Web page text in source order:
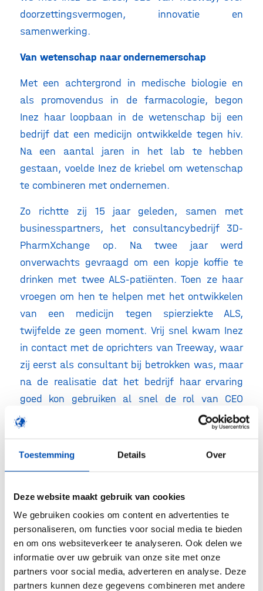
Toestemming Details Over
Deze website maakt gebruik van cookies
We gebruiken cookies om content en advertenties te
personaliseren, om functies voor social media te bieden
en om ons websiteverkeer te analyseren. Ook delen we
informatie over uw gebruik van onze site met onze
partners voor social media, adverteren en analyse. Deze
partners kunnen deze gegevens combineren met andere
doorzettingsvermogen, innovatie en
samenwerking.
Van wetenschap naar ondernemerschap
Met een achtergrond in medische biologie en
als promovendus in de farmacologie, begon
Inez haar loopbaan in de wetenschap bij een
bedrijf dat een medicijn ontwikkelde tegen hiv.
Na een aantal jaren in het lab te hebben
gestaan, voelde Inez de kriebel om wetenschap
te combineren met ondernemen.
Zo richtte zij 15 jaar geleden, samen met
businesspartners, het consultancybedrijf 3D-
PharmXchange op. Na twee jaar werd
onverwachts gevraagd om een kopje koffie te
drinken met twee ALS-patiënten. Toen ze haar
vroegen om hen te helpen met het ontwikkelen
van een medicijn tegen spierziekte ALS,
twijfelde ze geen moment. Vrij snel kwam Inez
in contact met de oprichters van Treeway, waar
zij eerst als consultant bij betrokken was, maar
na de realisatie dat het bedrijf haar ervaring
goed kon gebruiken al snel de rol van CEO
bekleedde.
De uitdaging van een geneesmiddel tegen ALS
Dat het ontwikkelen van geneesmiddelen
Inez maar al te goed: Het ophalen van privaat
durfkapitaal bleek extreem lastig. En hoewel ze
het liever had gedaan met de mogelijkheden die
private investeerders brengen blijft Inez trots:
zonder private investeerders wist Treeway tien
jaar lang onderzoek te financieren met